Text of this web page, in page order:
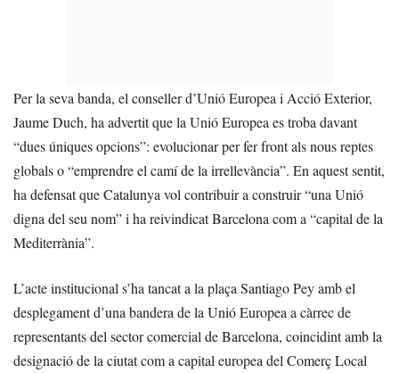
Per la seva banda, el conseller d’Unió Europea i Acció Exterior,
Jaume Duch, ha advertit que la Unió Europea es troba davant
“dues úniques opcions”: evolucionar per fer front als nous reptes
globals o “emprendre el camí de la irrellevància”. En aquest sentit,
ha defensat que Catalunya vol contribuir a construir “una Unió
digna del seu nom” i ha reivindicat Barcelona com a “capital de la
Mediterrània”.
L’acte institucional s’ha tancat a la plaça Santiago Pey amb el
desplegament d’una bandera de la Unió Europea a càrrec de
representants del sector comercial de Barcelona, coincidint amb la
designació de la ciutat com a capital europea del Comerç Local